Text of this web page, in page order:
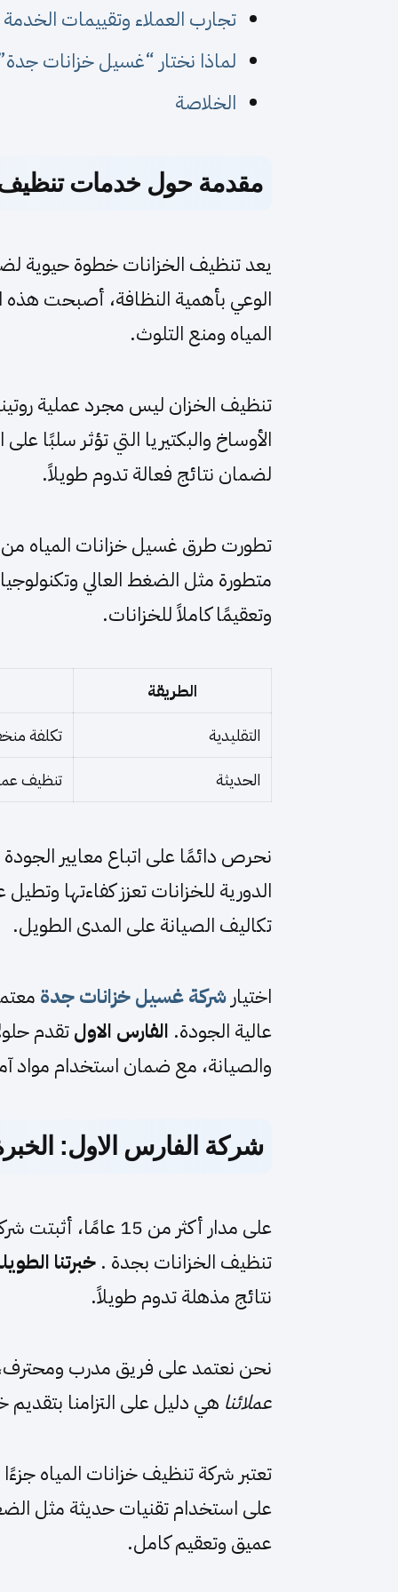
تجارب العملاء وتقييمات
لماذا نختار “غسيل خزانات
الخلاصة
مقدمة حول خدمات تنظيف
يعد تنظيف الخزانات خطوة حيوية
الوعي بأهمية النظافة، أصبحت
المياه ومنع التلوث.
تنظيف الخزان ليس مجرد عملية
الأوساخ والبكتيريا التي تؤثر سلبًا
لضمان نتائج فعالة تدوم طويلاً.
تطورت طرق غسيل خزانات المياه من
متطورة مثل الضغط العالي
وتعقيمًا كاملاً للخزانات.
الطريقة
التقليدية
تكلفة
الحديثة
تنظيف
نحرص دائمًا على اتباع معايير الجودة
الدورية للخزانات تعزز كفاءتها
تكاليف الصيانة على المدى الطويل.
اختيار شركة غسيل خزانات جدة
عالية الجودة. الفارس الاولتقدم
والصيانة، مع ضمان استخدام مواد
شركة الفارس الاول:
على مدار أكثر من 15 عامًا، أثبتت شركة
تنظيف الخزانات بجدة . خبرتنا
نتائج مذهلة تدوم طويلاً.
نحن نعتمد على فريق مدرب
عملائنا هي دليل على التزامنا
تعتبر شركة تنظيف خزانات المياه
على استخدام تقنيات حديثة مثل
عميق وتعقيم كامل.